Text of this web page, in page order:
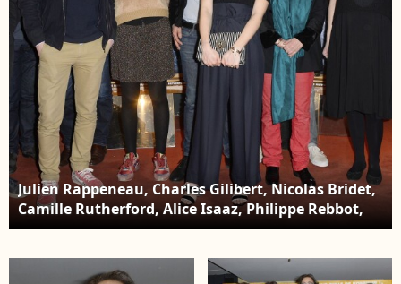
Julien Rappeneau, Charles Gilibert, Nicolas Bridet,
Camille Rutherford, Alice Isaaz, Philippe Rebbot,
Noémie Lvovsky, Sara Giraudeau enceinte et Kyan
au cinéma UGC Ciné Cité des Halles à Paris, le 22